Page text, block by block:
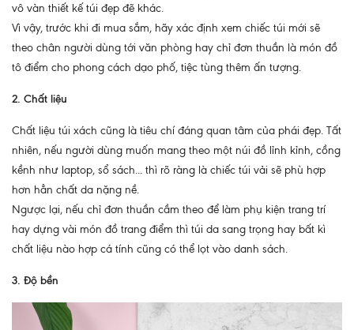
vô vàn thiết kế túi đẹp đẽ khác.
Vì vậy, trước khi đi mua sắm, hãy xác định xem chiếc túi mới sẽ
theo chân người dùng tới văn phòng hay chỉ đơn thuần là món đồ
tô điểm cho phong cách dạo phố, tiệc tùng thêm ấn tượng.
2. Chất liệu
Chất liệu túi xách cũng là tiêu chí đáng quan tâm của phái đẹp. Tất
nhiên, nếu người dùng muốn mang theo một núi đồ lỉnh kỉnh, cồng
kềnh như laptop, sổ sách... thì rõ ràng là chiếc túi vải sẽ phù hợp
hơn hẳn chất da nặng nề.
Ngược lại, nếu chỉ đơn thuần cầm theo để làm phụ kiện trang trí
hay dựng vài món đồ trang điểm thì túi da sang trọng hay bất kì
chất liệu nào hợp cá tính cũng có thể lọt vào danh sách.
3. Độ bền